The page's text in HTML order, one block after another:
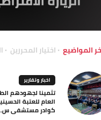
المواضيع اختيار المحررين
اخبار وتقارير
تثمينا لجهودهم
العام للعتبة
كوادر مستشفى